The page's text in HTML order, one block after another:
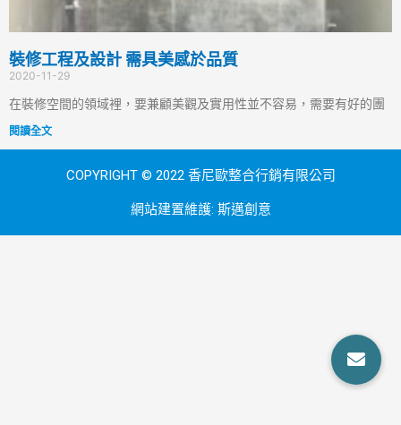
裝修工程及設計 需具美感於品質
2020-11-29
在裝修空間的領域裡，要兼顧美觀及實用性並不容易，需要有好的團
閱讀全文
COPYRIGHT © 2022 香尼歐整合行銷有限公司
網站建置維護: 斯邁創意